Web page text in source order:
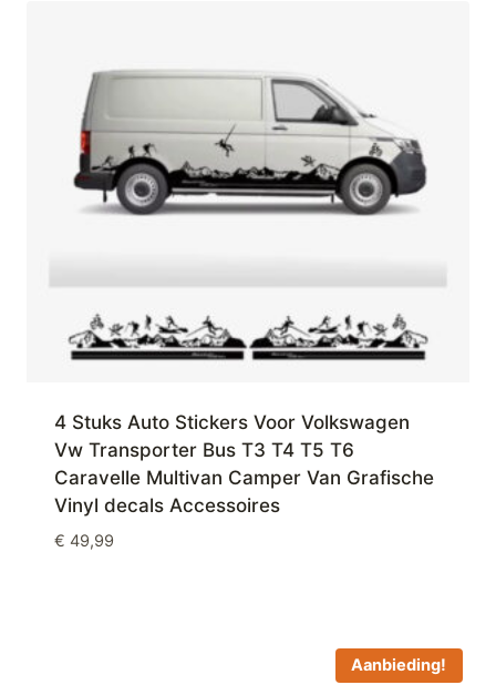
4 Stuks Auto Stickers Voor Volkswagen
Vw Transporter Bus T3 T4 T5 T6
Caravelle Multivan Camper Van Grafische
Vinyl decals Accessoires
€ 49,99
Aanbieding!